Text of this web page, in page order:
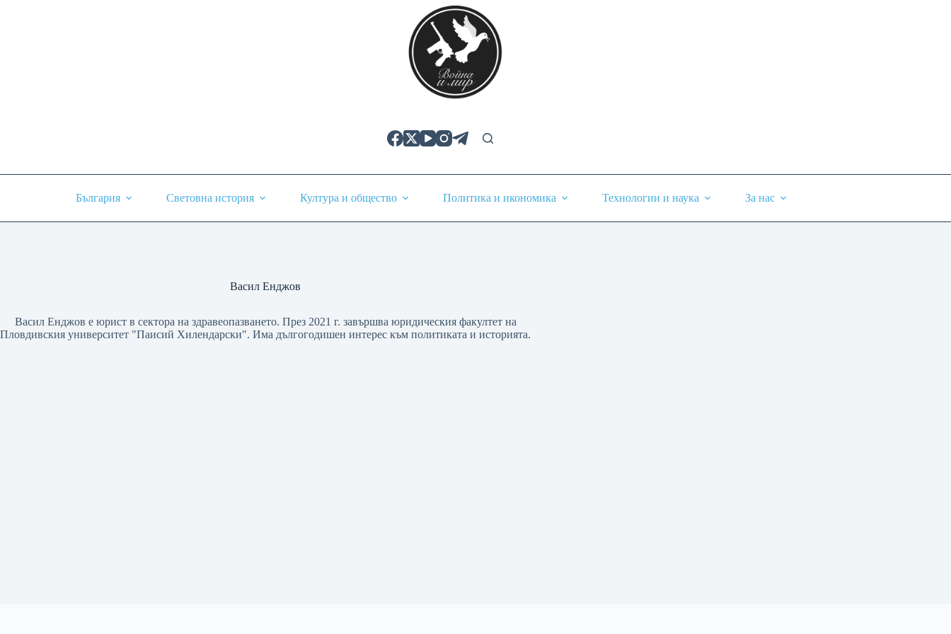
България Световна история Култура и общество Политика и икономика Технологии и наука За нас
Васил Енджов
Васил Енджов е юрист в сектора на здравеопазването. През 2021 г. завършва юридическия факултет на
Пловдивския университет "Паисий Хилендарски". Има дългогодишен интерес към политиката и историята.